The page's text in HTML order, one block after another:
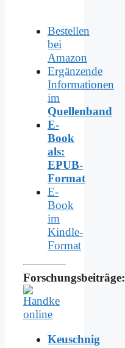
Bestellen
bei
Amazon
Ergänzende
Informationen
im
Quellenband
E-
Book
als:
EPUB-
Format
E-
Book
im
Kindle-
Format
Forschungsbeiträge:
Keuschnig